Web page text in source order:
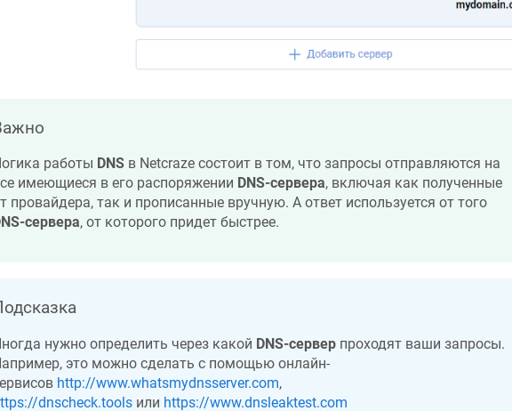
работы DNSв Netcrazeсостоит в том, что запросы отправляются на
имеющиеся в его распоряжении DNS-сервера, включая как полученные
провайдера, так и прописанные вручную. А ответ используется от того
сервера, от которого придет быстрее.
нужно определить через какой DNS-серверпроходят ваши запросы.
это можно сделать с помощью онлайн-
http://www.whatsmydnsserver.com,
dnscheck.toolsили https://www.dnsleaktest.com